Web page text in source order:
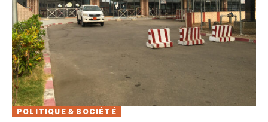
POLITIQUE & SOCIÉTÉ